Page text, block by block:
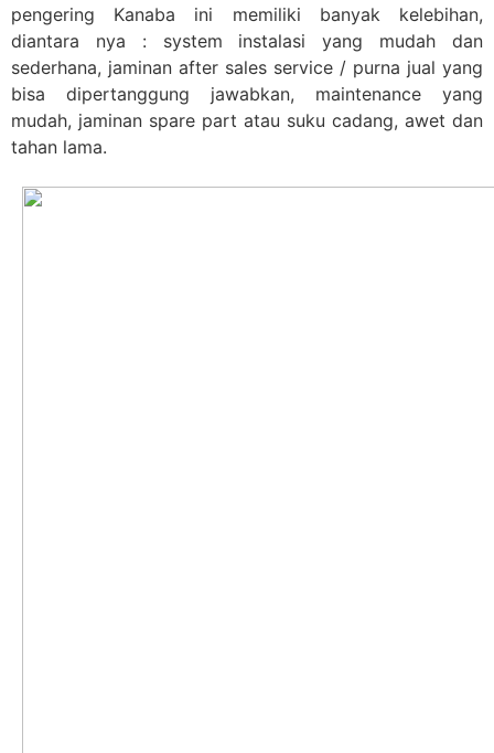
pengering Kanaba ini memiliki banyak kelebihan,
diantara nya : system instalasi yang mudah dan
sederhana, jaminan after sales service / purna jual yang
bisa dipertanggung jawabkan, maintenance yang
mudah, jaminan spare part atau suku cadang, awet dan
tahan lama.